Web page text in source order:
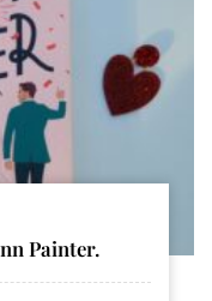
Painter.